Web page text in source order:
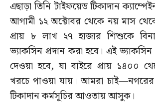
এছাড়া তিনি টাইফয়েড টিকাদান
আগামী ১২ অক্টোবর থেকে নয় মাস
প্রায় ৮ লাখ ২৭ হাজার শিশুকে
ভ্যাকসিন প্রদান করা হবে। এই ভ্যাকসিন
দেওয়া হবে, যা বাইরে প্রায় ১৪০০
খরচে পাওয়া যায়। আমরা চাই—নগরের
টিকাদান কর্মসূচির আওতায় আসুক।